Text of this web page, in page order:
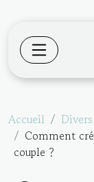
Accueil
Divers
Comment
couple ?